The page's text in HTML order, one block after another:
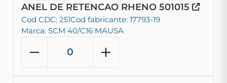
ANEL DE RETENCAO RHENO 501015
Cod CDC: 251Cod fabricante: 17793-19
Marca: SCM 40/C16 MAUSA